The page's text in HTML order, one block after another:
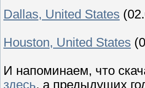
Dallas, United States
Houston, United States
И напоминаем, что
здесь, а предыдущих